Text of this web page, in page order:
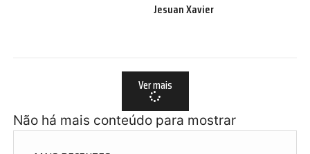
Jesuan Xavier
Ver mais
Não há mais conteúdo para mostrar